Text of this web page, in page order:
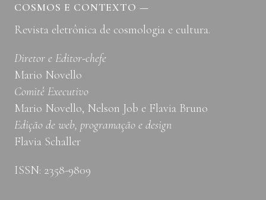
COSMOS E CONTEXTO—
Revista eletrônica de cosmologia e cultura.
Diretor e Editor-chefe
Mario Novello
Comitê Executivo
Mario Novello, Nelson Job e Flavia Bruno
Edição de web, programação e design
Flavia Schaller
ISSN: 2358-9809